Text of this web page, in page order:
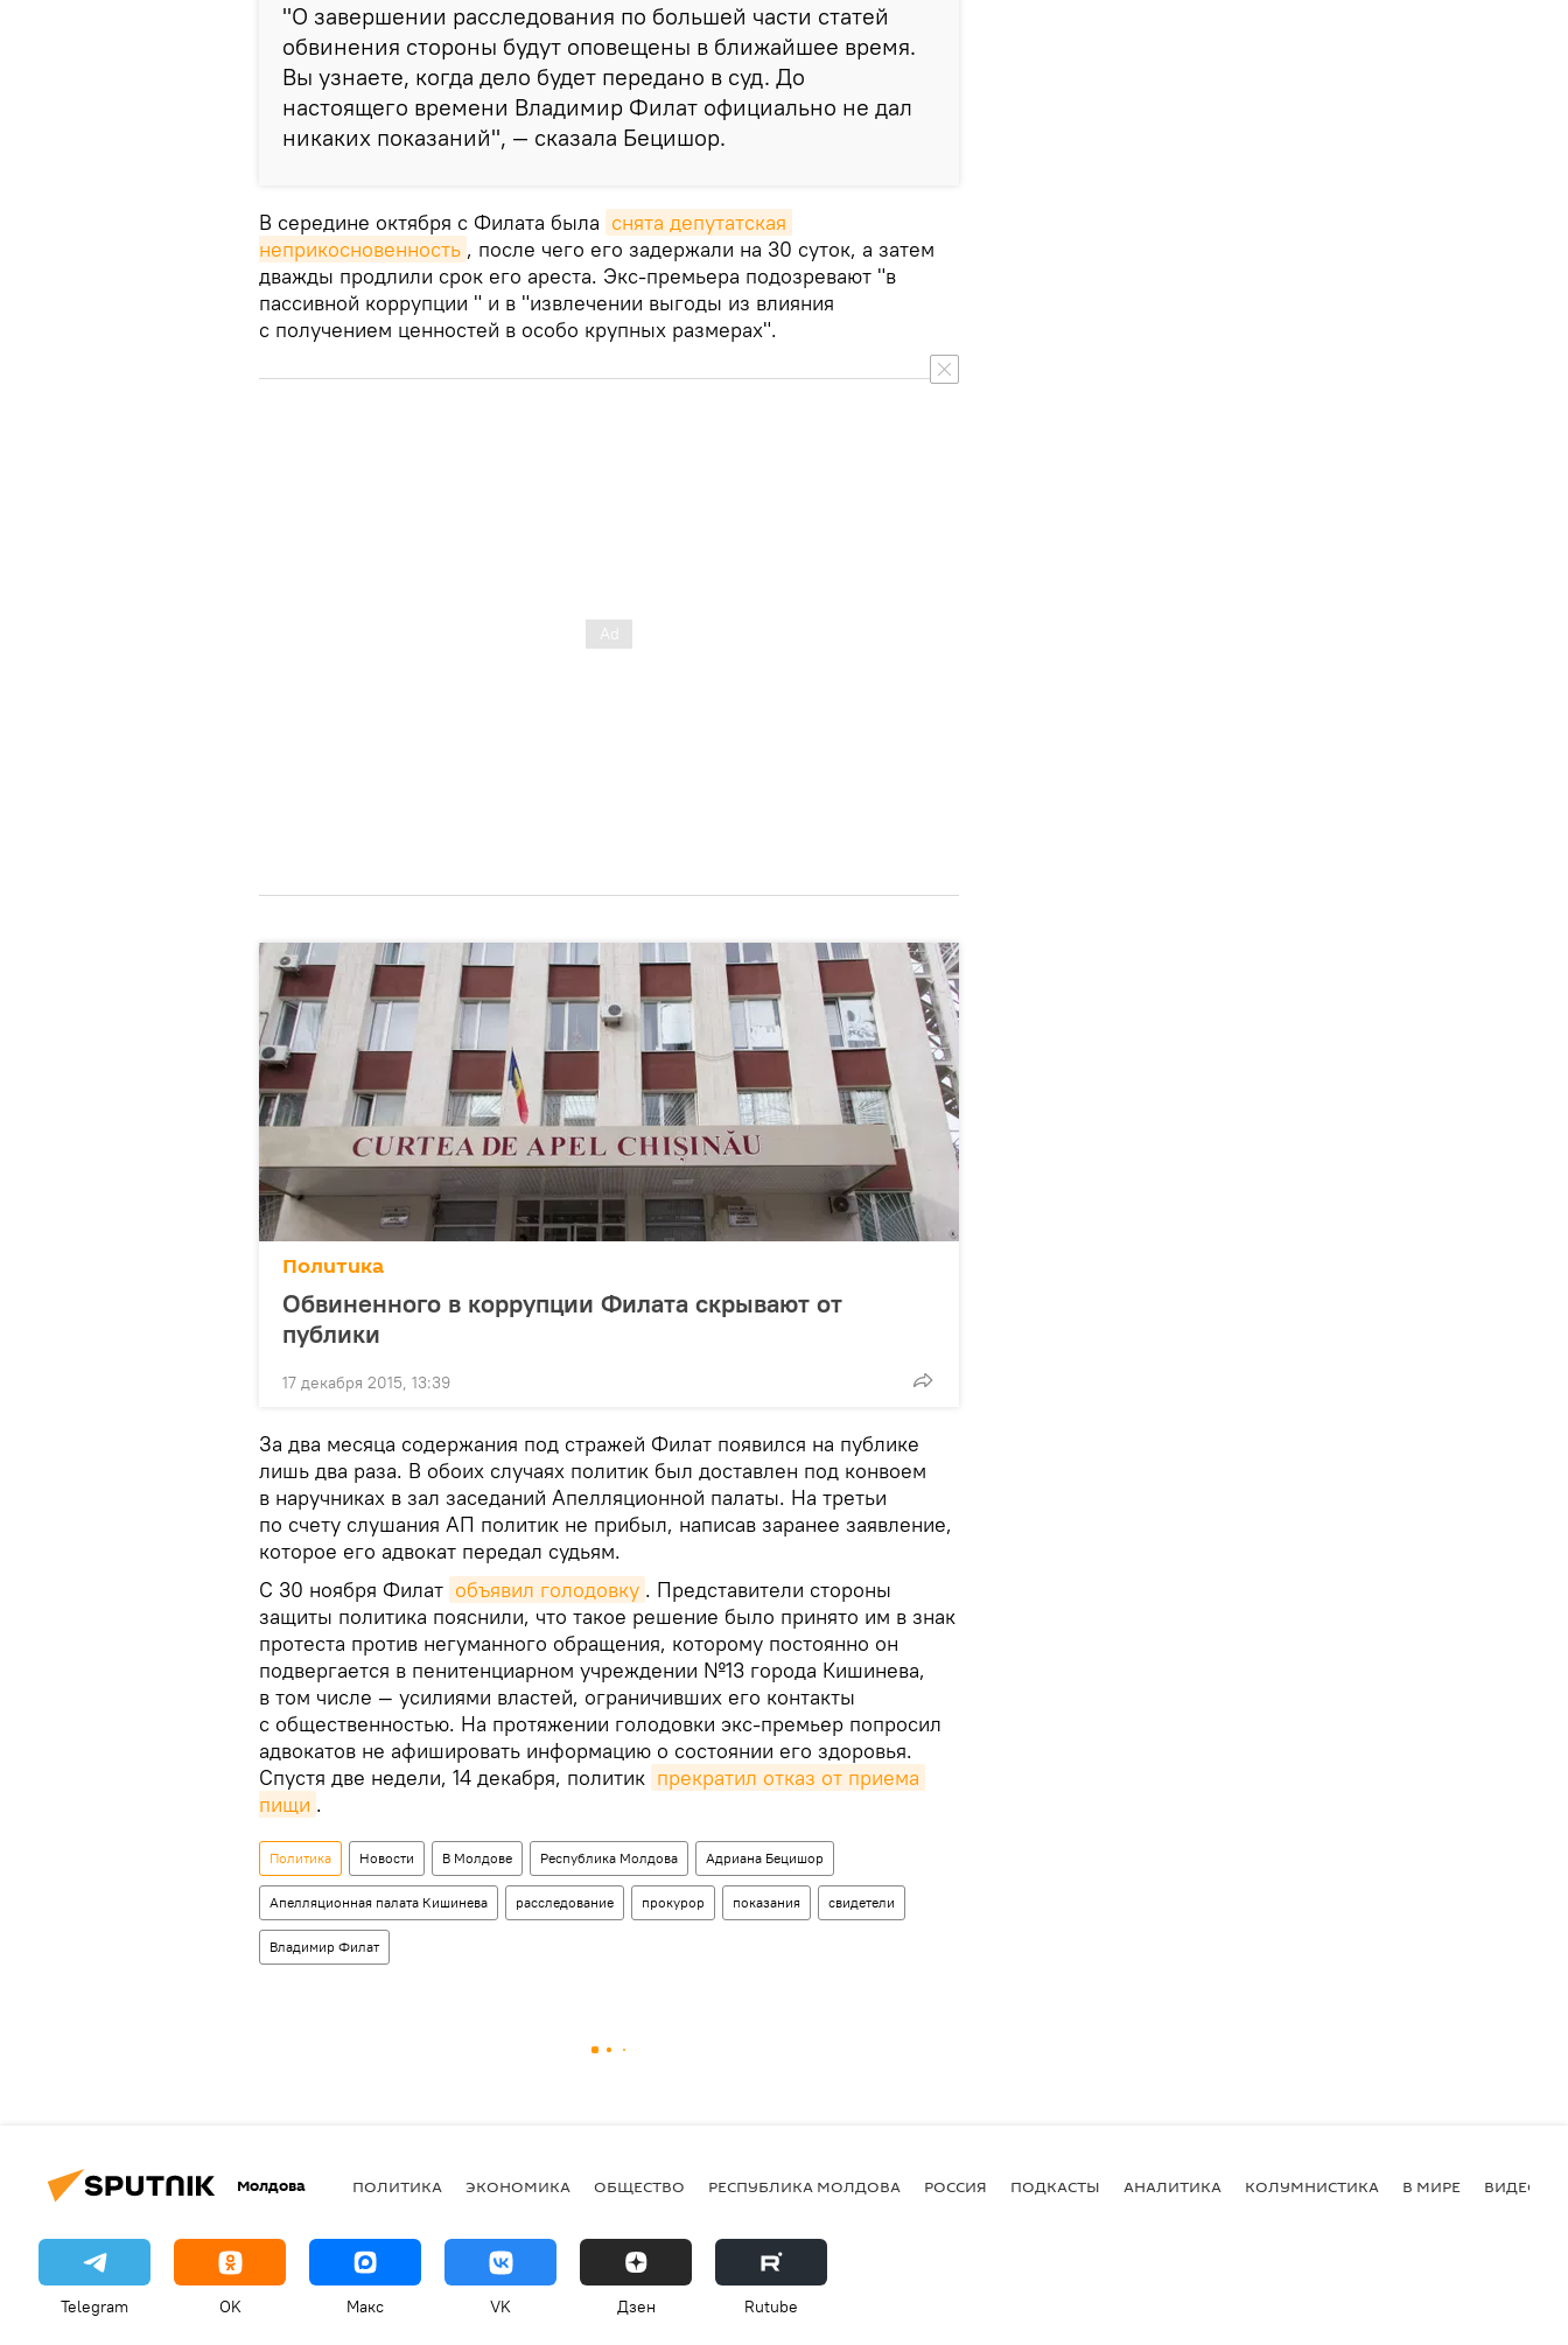
"О завершении расследования по большей части статей
обвинения стороны будут оповещены в ближайшее время.
Вы узнаете, когда дело будет передано в суд. До
настоящего времени Владимир Филат официально не дал
никаких показаний", — сказала Бецишор.
В середине октября с Филата была снята депутатская
неприкосновенность , после чего его задержали на 30 суток, а затем
дважды продлили срок его ареста. Экс-премьера подозревают "в
пассивной коррупции " и в "извлечении выгоды из влияния
с получением ценностей в особо крупных размерах".
Политика
Обвиненного в коррупции Филата скрывают от
публики
17 декабря 2015, 13:39
За два месяца содержания под стражей Филат появился на публике
лишь два раза. В обоих случаях политик был доставлен под конвоем
в наручниках в зал заседаний Апелляционной палаты. На третьи
по счету слушания АП политик не прибыл, написав заранее заявление,
которое его адвокат передал судьям.
С 30 ноября Филат объявил голодовку . Представители стороны
защиты политика пояснили, что такое решение было принято им в знак
протеста против негуманного обращения, которому постоянно он
подвергается в пенитенциарном учреждении №13 города Кишинева,
в том числе — усилиями властей, ограничивших его контакты
с общественностью. На протяжении голодовки экс-премьер попросил
адвокатов не афишировать информацию о состоянии его здоровья.
Спустя две недели, 14 декабря, политик прекратил отказ от приема
пищи .
Политика Новости В Молдове Республика Молдова Адриана Бецишор
Апелляционная палата Кишинева расследование прокурор показания свидетели
Владимир Филат
Молдова ПОЛИТИКА ЭКОНОМИКА ОБЩЕСТВО РЕСПУБЛИКА МОЛДОВА РОССИЯ ПОДКАСТЫ АНАЛИТИКА КОЛУМНИСТИКА В МИРЕ ВИДЕО
Telegram OK Макс VK Дзен Rutube